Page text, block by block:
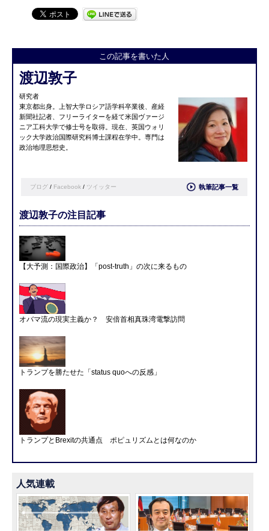
この記事を書いた人
渡辺敦子
研究者
東京都出身。上智大学ロシア語学科卒業後、産経
新聞社記者、フリーライターを経て米国ヴァージ
ニア工科大学で修士号を取得。現在、英国ウォリ
ック大学政治国際研究科博士課程在学中。専門は
政治地理思想史。
ブログ / Facebook / ツイッター 執筆記事一覧
渡辺敦子の注目記事
【大予測：国際政治】「post-truth」の次に来るもの
オバマ流の現実主義か？ 安倍首相真珠湾電撃訪問
トランプを勝たせた「status quoへの反感」
トランプとBrexitの共通点 ポピュリズムとは何なのか
人気連載